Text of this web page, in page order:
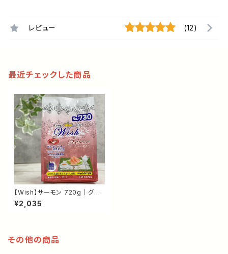
レビュー (12)
最近チェックした商品
【Wish】サーモン 720g｜グレ
インフリー ドッグフード｜オメガ
3配合・皮膚と毛艶の健康維持・
¥2,035
その他の商品